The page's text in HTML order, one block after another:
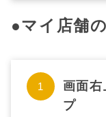
●マイ店舗
画面右
プ